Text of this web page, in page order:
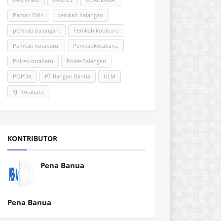
Paman Birin pemkab balangan
pemkab balangan. Pemkab kotabaru
Pemkab kotabaru. Pemkabkotabaru.
Polres kotabaru PolresBalangan
POPDA PT Bangun Banua ULM
YJI Kotabaru
KONTRIBUTOR
Pena Banua
Pena Banua